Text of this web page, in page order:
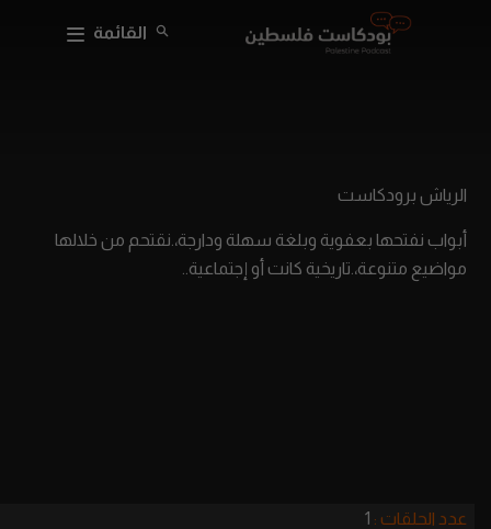
القائمة
الرياش برودكاست
أبواب نفتحها بعفوية وبلغة سهلة ودارجة،.نقتحم من خلالها
مواضيع متنوعة،.تاريخية كانت أو إجتماعية..
عدد الحلقات : 1